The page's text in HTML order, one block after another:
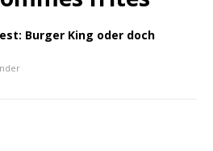
Burger King oder doch